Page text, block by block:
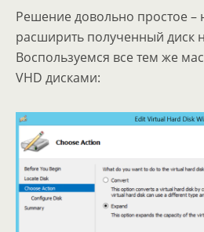
Решение довольно простое –
расширить полученный диск
Воспользуемся все тем же
VHD дисками: